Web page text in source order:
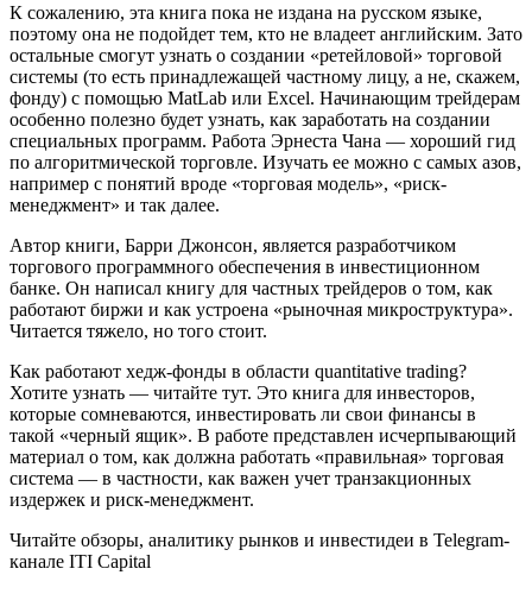
К сожалению, эта книга пока не издана на русском языке,
поэтому она не подойдет тем, кто не владеет английским. Зато
остальные смогут узнать о создании «ретейловой» торговой
системы (то есть принадлежащей частному лицу, а не, скажем,
фонду) с помощью MatLab или Excel. Начинающим трейдерам
особенно полезно будет узнать, как заработать на создании
специальных программ. Работа Эрнеста Чана — хороший гид
по алгоритмической торговле. Изучать ее можно с самых азов,
например с понятий вроде «торговая модель», «риск-
менеджмент» и так далее.
Автор книги, Барри Джонсон, является разработчиком
торгового программного обеспечения в инвестиционном
банке. Он написал книгу для частных трейдеров о том, как
работают биржи и как устроена «рыночная микроструктура».
Читается тяжело, но того стоит.
Как работают хедж-фонды в области quantitative trading?
Хотите узнать — читайте тут. Это книга для инвесторов,
которые сомневаются, инвестировать ли свои финансы в
такой «черный ящик». В работе представлен исчерпывающий
материал о том, как должна работать «правильная» торговая
система — в частности, как важен учет транзакционных
издержек и риск-менеджмент.
Читайте обзоры, аналитику рынков и инвестидеи в Telegram-
канале ITI Capital